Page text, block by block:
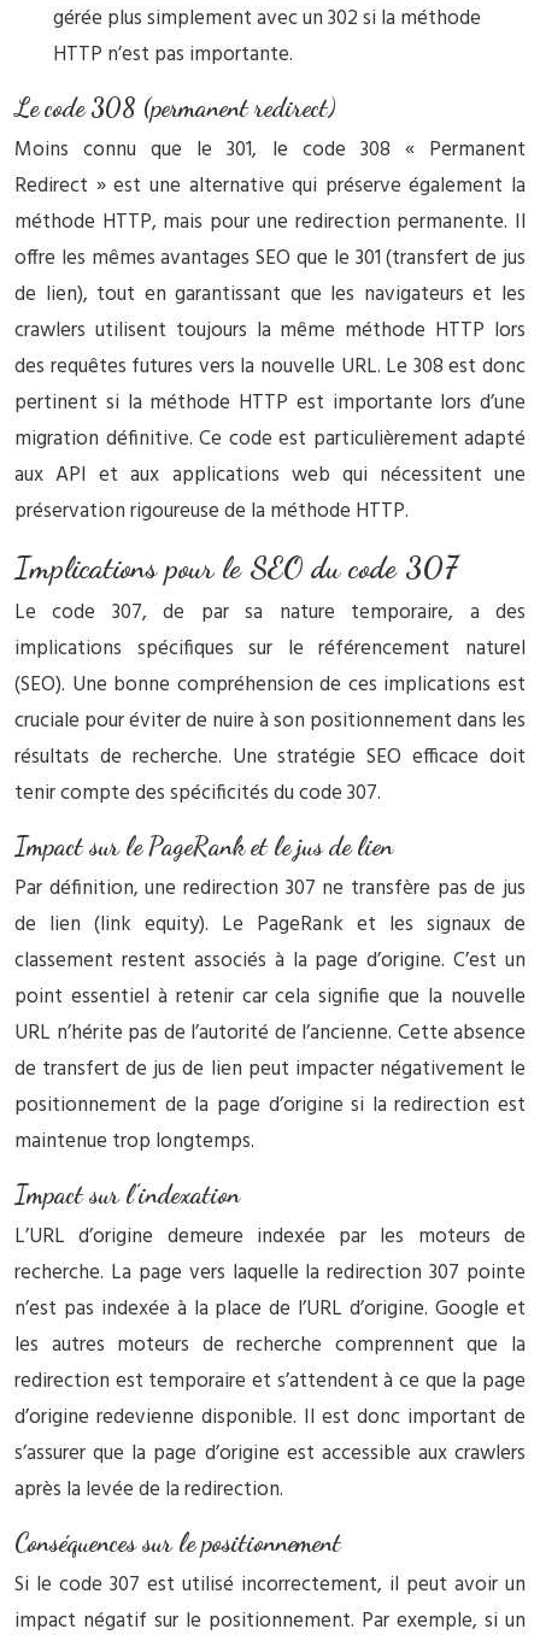
gérée plus simplement avec un 302 si la méthode
HTTP n’est pas importante.
Le code 308 (permanent redirect)
Moins connu que le 301, le code 308 « Permanent
Redirect » est une alternative qui préserve également la
méthode HTTP, mais pour une redirection permanente. Il
offre les mêmes avantages SEO que le 301 (transfert de jus
de lien), tout en garantissant que les navigateurs et les
crawlers utilisent toujours la même méthode HTTP lors
des requêtes futures vers la nouvelle URL. Le 308 est donc
pertinent si la méthode HTTP est importante lors d’une
migration définitive. Ce code est particulièrement adapté
aux API et aux applications web qui nécessitent une
préservation rigoureuse de la méthode HTTP.
Implications pour le SEO du code 307
Le code 307, de par sa nature temporaire, a des
implications spécifiques sur le référencement naturel
(SEO). Une bonne compréhension de ces implications est
cruciale pour éviter de nuire à son positionnement dans les
résultats de recherche. Une stratégie SEO efficace doit
tenir compte des spécificités du code 307.
Impact sur le PageRank et le jus de lien
Par définition, une redirection 307 ne transfère pas de jus
de lien (link equity). Le PageRank et les signaux de
classement restent associés à la page d’origine. C’est un
point essentiel à retenir car cela signifie que la nouvelle
URL n’hérite pas de l’autorité de l’ancienne. Cette absence
de transfert de jus de lien peut impacter négativement le
positionnement de la page d’origine si la redirection est
maintenue trop longtemps.
Impact sur l’indexation
L’URL d’origine demeure indexée par les moteurs de
recherche. La page vers laquelle la redirection 307 pointe
n’est pas indexée à la place de l’URL d’origine. Google et
les autres moteurs de recherche comprennent que la
redirection est temporaire et s’attendent à ce que la page
d’origine redevienne disponible. Il est donc important de
s’assurer que la page d’origine est accessible aux crawlers
après la levée de la redirection.
Conséquences sur le positionnement
Si le code 307 est utilisé incorrectement, il peut avoir un
impact négatif sur le positionnement. Par exemple, si un